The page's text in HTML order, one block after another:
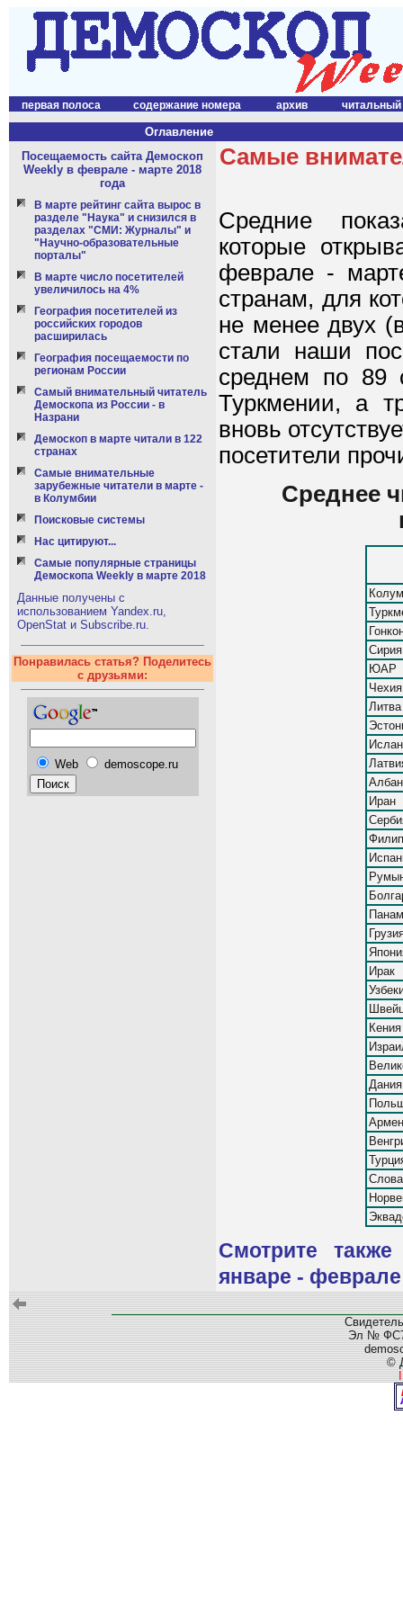
первая полоса содержание номера архив читальный
Оглавление
Посещаемость сайта Демоскоп
Weekly в феврале - марте 2018
года
В марте рейтинг сайта вырос в
разделе "Наука" и снизился в
разделах "СМИ: Журналы" и
"Научно-образовательные
порталы"
В марте число посетителей
увеличилось на 4%
География посетителей из
российских городов
расширилась
География посещаемости по
регионам России
Самый внимательный читатель
Демоскопа из России - в
Назрани
Демоскоп в марте читали в 122
странах
Самые внимательные
зарубежные читатели в марте -
в Колумбии
Поисковые системы
Нас цитируют...
Самые популярные страницы
Демоскопа Weekly в марте 2018
Данные получены с
использованием Yandex.ru,
OpenStat и Subscribe.ru.
Понравилась статья? Поделитесь
с друзьями:
Web demoscope.ru
Самые
Средние
которые
феврале -
странам, для
не менее двух
стали наши
среднем по 89
Туркмении, а
вновь
посетители
Среднее
Сирия
ЮАР
Чехия
Литва
Иран
Ирак
Кения
Дания
Смотрите
январе - феврале
Эл №
©